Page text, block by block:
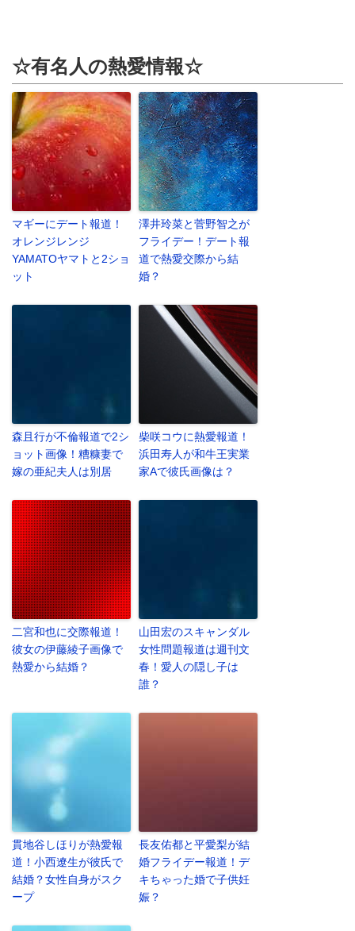
☆有名人の熱愛情報☆
マギーにデート報道！
オレンジレンジ
YAMATOヤマトと2ショ
ット
澤井玲菜と菅野智之が
フライデー！デート報
道で熱愛交際から結
婚？
森且行が不倫報道で2シ
ョット画像！糟糠妻で
嫁の亜紀夫人は別居
柴咲コウに熱愛報道！
浜田寿人が和牛王実業
家Aで彼氏画像は？
二宮和也に交際報道！
彼女の伊藤綾子画像で
熱愛から結婚？
山田宏のスキャンダル
女性問題報道は週刊文
春！愛人の隠し子は
誰？
貫地谷しほりが熱愛報
道！小西遼生が彼氏で
結婚？女性自身がスク
ープ
長友佑都と平愛梨が結
婚フライデー報道！デ
キちゃった婚で子供妊
娠？